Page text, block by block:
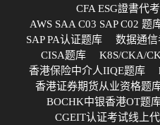
CFA ESG證書代考
AWS SAA C03 SAP C02 题
SAP PA认证题库
数据通
CISA题库
K8S/CKA/
香港保险中介人IIQE题库
香港证券期货从业资格题
BOCHK中银香港OT题
CGEIT认证考试线上